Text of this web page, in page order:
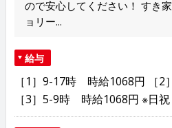
ので安心してください！ すき
ョリー...
給与
［1］9-17時 時給1068円 ［
［3］5-9時 時給1068円 ※日